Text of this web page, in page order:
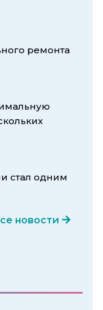
ремонта
стал одним
новости